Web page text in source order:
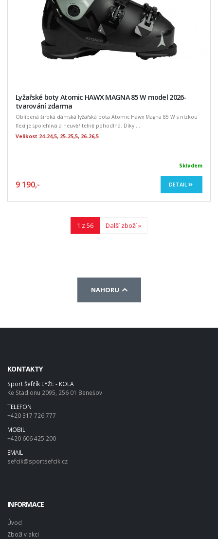
Lyžařské boty Atomic HAWX MAGNA 85 W model 2026-
tvarování zdarma
Oblíbená široká dámská lyžařská bota Atomic Hawx Magna 85 W s nízkou
flexí je spolehlivá a neuvěřitelně pohodlná. Díky ...
Velikost 24-24,5, 25-25,5, 26-26,5
Skladem
9 190,- DETAIL
1 z 56 Další zboží »
NAHORU
KONTAKTY
Sport Šefčík LYŽE - KOLA
Ke Stadionu 2095, 256 01 Benešov
TELEFON
+420 317 726 777
MOBIL
+420 606 425 200
EMAIL
sefcik@sportsefcik.cz
INFORMACE
Úvod
Zboží v akci